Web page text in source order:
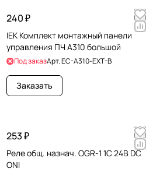
240 ₽
IEK Комплект монтажный панели
управления ПЧ A310 большой
Под заказАрт.EC-A310-EXT-B
Заказать
253 ₽
Реле общ. назнач. OGR-1 1C 24В DC
ONI